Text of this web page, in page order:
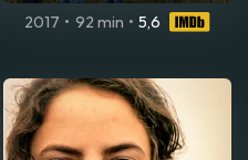
2017 • 92 min • 5,6